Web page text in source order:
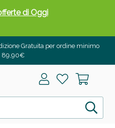
Gratuita per ordine minimo
89,90€
di Oggi